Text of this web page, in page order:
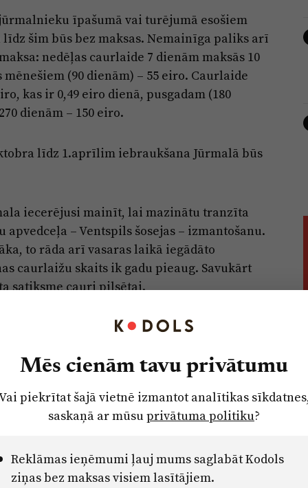
īpašumā vai turējumā esošiem
šim būs bez maksas. Nemainīga paliks arī
nedēļas caurlaide 7 dienām maksās 10
(90 dienām) – 55 eiro. Caurlaide
kas ir 0,49 eiro dienā, pusgadam (180
dienām – 150 eiro.
līdz 1.aprīlim iebraukšana Jūrmalā būs
iecerējusi mainīt, lai mazinātu tranzīta
– Ventspils šosejas – izmantošanu.
to rāda arī vasaras laikā iegādāto
caurlaižu skaits ik gadu pieaug. Savukārt
satiksme cauri pilsētai.
vienreizējo caurlaidi aizmirst nopirkt
to samaksāt nākamajā dienā, tiek paredzēta
samaksāt Jūrmalas e-pakalpojumu
uzskaita pilsētas pamatbudžetā un izlieto
radīšanai, vides aizsardzībai, kultūras
kārtības un drošības nodrošināšanai.
2,7 miljoni eiro gadā. 2021.gadā ceļu
Mēs cienām tavu privātumu
piekrītat šajā vietnē izmantot analītikas
saskaņā ar mūsuprivātuma politiku?
Reklāmas ieņēmumi ļauj mums saglabāt Kodols
ziņas bez maksas visiem lasītājiem.